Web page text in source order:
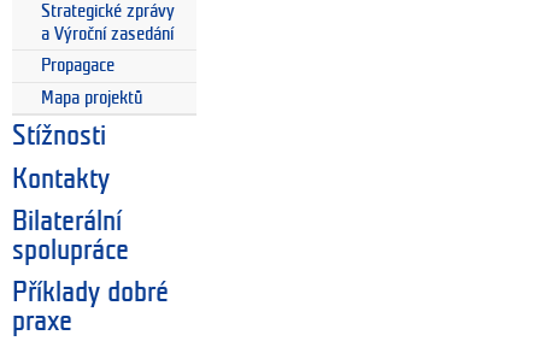
Strategické zprávy
a Výroční zasedání
Propagace
Mapa projektů
Stížnosti
Kontakty
Bilaterální
spolupráce
Příklady dobré
praxe